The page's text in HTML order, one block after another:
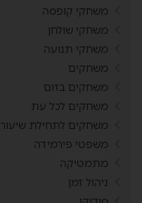
משחקי קופסה
משחקי שולחן
משחקי תנועה
משחקים
משחקים בזום
משחקים לכל עת
משחקים לתחילת שיעור
משפטי פירמידה
מתמטיקה
ניהול זמן